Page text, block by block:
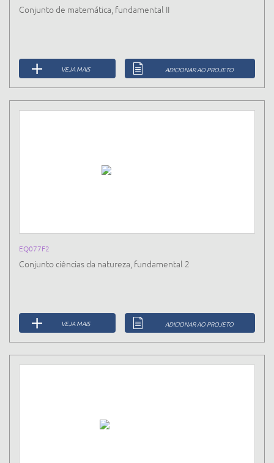
Conjunto de matemática, fundamental II
VEJA MAIS ADICIONAR AO PROJETO
EQ077F2
Conjunto ciências da natureza, fundamental 2
VEJA MAIS ADICIONAR AO PROJETO